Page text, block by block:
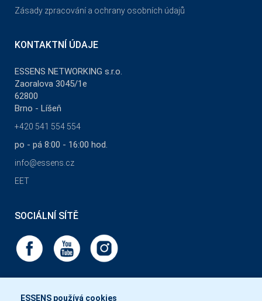
ESSENS používá cookies
Zásady zpracování a ochrany osobních údajů
KONTAKTNÍ ÚDAJE
ESSENS NETWORKING s.r.o.
Zaoralova 3045/1e
62800
Brno - Líšeň
+420 541 554 554
po - pá 8:00 - 16:00 hod.
info@essens.cz
EET
SOCIÁLNÍ SÍTĚ